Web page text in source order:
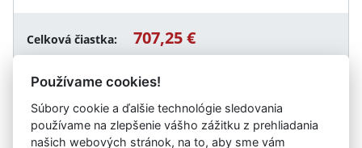
Celková čiastka: 707,25 €
Návrat späť
Používame cookies!
Súbory cookie a ďalšie technológie sledovania
používame na zlepšenie vášho zážitku z prehliadania
našich webových stránok, na to, aby sme vám